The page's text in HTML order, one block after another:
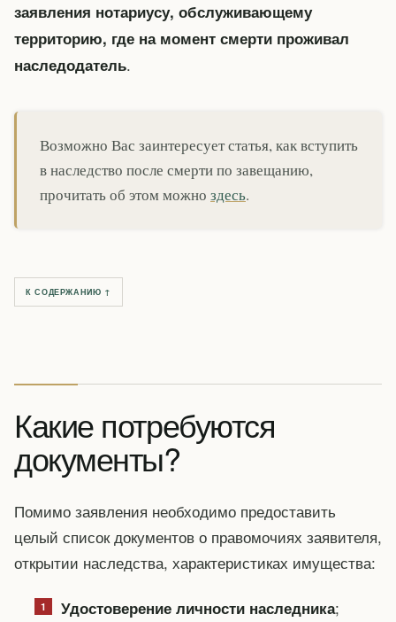
заявления нотариусу, обслуживающему
территорию, где на момент смерти проживал
наследодатель.
Возможно Вас заинтересует статья, как вступить
в наследство после смерти по завещанию,
прочитать об этом можно здесь.
К СОДЕРЖАНИЮ ↑
Какие потребуются
документы?
Помимо заявления необходимо предоставить
целый список документов о правомочиях заявителя,
открытии наследства, характеристиках имущества:
Удостоверение личности наследника;